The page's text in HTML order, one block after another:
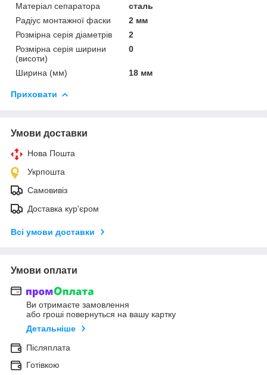
Матеріал сепаратора
сталь
Радіус монтажної фаски
2 мм
Розмірна серія діаметрів
2
Розмірна серія ширини
(висоти)
0
Ширина (мм) 18 мм
Приховати
Умови доставки
Нова Пошта
Укрпошта
Самовивіз
Доставка кур'єром
Всі умови доставки
Умови оплати
Ви отримаєте замовлення
або гроші повернуться на вашу картку
Детальніше
Післяплата
Готівкою